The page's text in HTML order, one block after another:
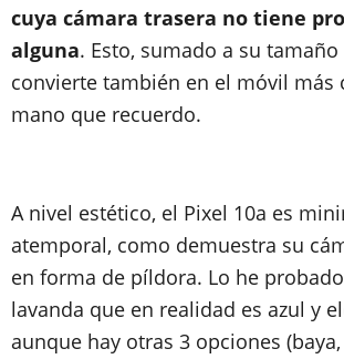
cuya cámara trasera no tiene
alguna. Esto, sumado a su
convierte también en el móvil más
mano que recuerdo.
A nivel estético, el Pixel 10a es
atemporal, como demuestra su
en forma de píldora. Lo he
lavanda que en realidad es azul y
aunque hay otras 3 opciones